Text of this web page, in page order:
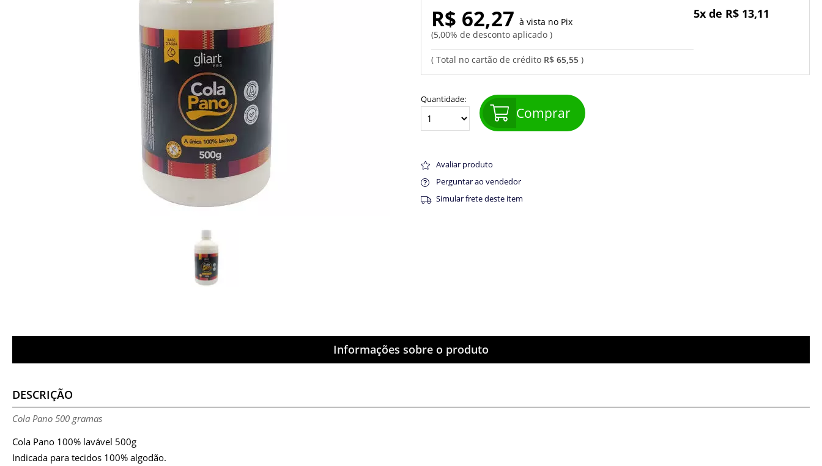
R$ 65,55
5x de R$ 13,11
R$ 62,27
5,00% de desconto aplicado
Pix
Quantidade:
Comprar
Avaliar produto
Perguntar ao vendedor
Simular frete deste item
Informações sobre o produto
DESCRIÇÃO
Cola Pano 500 gramas
Cola Pano 100% lavável 500g
Indicada para tecidos 100% algodão.